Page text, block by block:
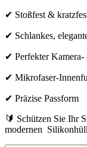
✔ Stoßfest &
✔ Schlankes,
✔ Perfekter
✔ Mikrofaser-
✔ Präzise Passform
🔰 Schützen Sie Ihr
modernen